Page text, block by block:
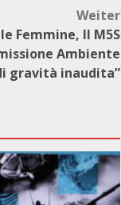
Weiter
Femmine, Il M5S
Ambiente
gravità inaudita”